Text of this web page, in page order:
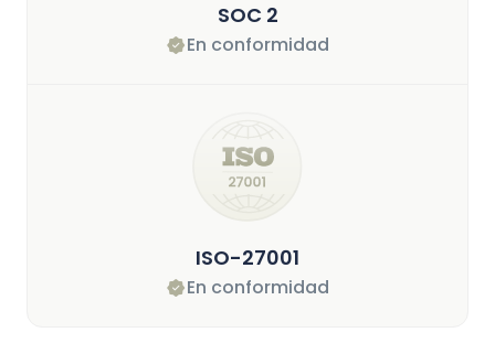
SOC 2
En conformidad
ISO-27001
En conformidad